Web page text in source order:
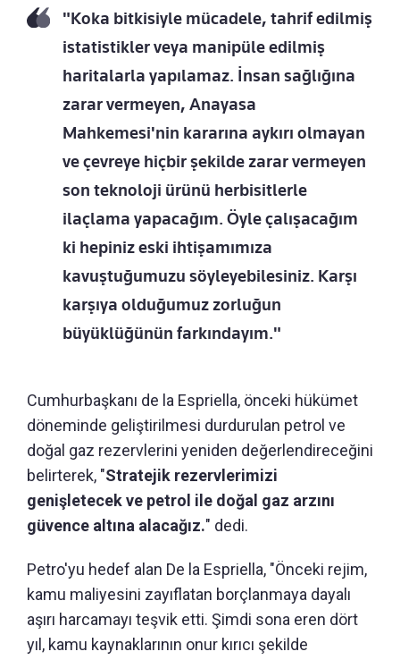
"Koka bitkisiyle mücadele, tahrif edilmiş
istatistikler veya manipüle edilmiş
haritalarla yapılamaz. İnsan sağlığına
zarar vermeyen, Anayasa
Mahkemesi'nin kararına aykırı olmayan
ve çevreye hiçbir şekilde zarar vermeyen
son teknoloji ürünü herbisitlerle
ilaçlama yapacağım. Öyle çalışacağım
ki hepiniz eski ihtişamımıza
kavuştuğumuzu söyleyebilesiniz. Karşı
karşıya olduğumuz zorluğun
büyüklüğünün farkındayım."
Cumhurbaşkanı de la Espriella, önceki hükümet
döneminde geliştirilmesi durdurulan petrol ve
doğal gaz rezervlerini yeniden değerlendireceğini
belirterek, "Stratejik rezervlerimizi
genişletecek ve petrol ile doğal gaz arzını
güvence altına alacağız." dedi.
Petro'yu hedef alan De la Espriella, "Önceki rejim,
kamu maliyesini zayıflatan borçlanmaya dayalı
aşırı harcamayı teşvik etti. Şimdi sona eren dört
yıl, kamu kaynaklarının onur kırıcı şekilde